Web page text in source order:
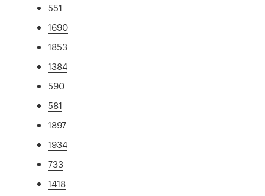
551
1690
1853
1384
590
581
1897
1934
733
1418